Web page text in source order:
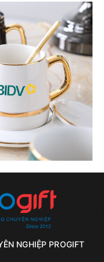
NGHIỆP PROGIFT